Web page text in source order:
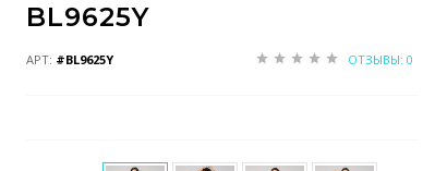
BL9625Y
АРТ: #BL9625Y ОТЗЫВЫ: 0